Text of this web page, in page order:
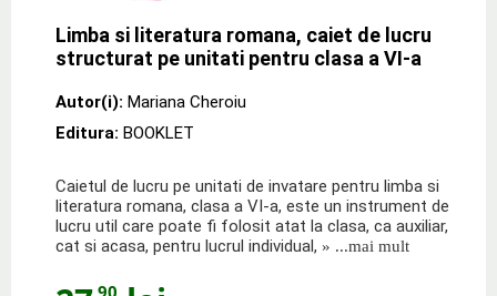
Limba si literatura romana, caiet de lucru
structurat pe unitati pentru clasa a VI-a
Autor(i): Mariana Cheroiu
Editura: BOOKLET
Caietul de lucru pe unitati de invatare pentru limba si
literatura romana, clasa a VI-a, este un instrument de
lucru util care poate fi folosit atat la clasa, ca auxiliar,
cat si acasa, pentru lucrul individual, » ...mai mult
,90